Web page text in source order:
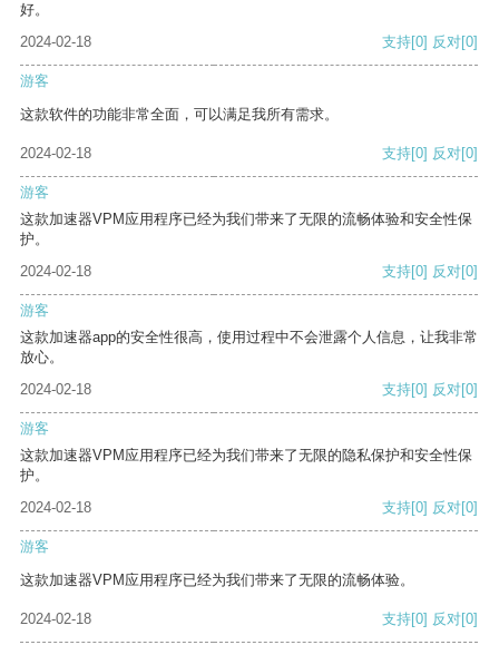
好。
2024-02-18
支持[0] 反对[0]
游客
这款软件的功能非常全面，可以满足我所有需求。
2024-02-18 支持[0] 反对[0]
游客
这款加速器VPM应用程序已经为我们带来了无限的流畅体验和安全性保
护。
2024-02-18
支持[0] 反对[0]
游客
这款加速器app的安全性很高，使用过程中不会泄露个人信息，让我非常
放心。
2024-02-18
支持[0] 反对[0]
游客
这款加速器VPM应用程序已经为我们带来了无限的隐私保护和安全性保
护。
2024-02-18
支持[0] 反对[0]
游客
这款加速器VPM应用程序已经为我们带来了无限的流畅体验。
2024-02-18 支持[0] 反对[0]